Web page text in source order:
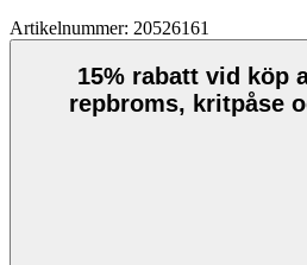
Artikelnummer: 20526161
15% rabatt vid köp
repbroms, kritpåse